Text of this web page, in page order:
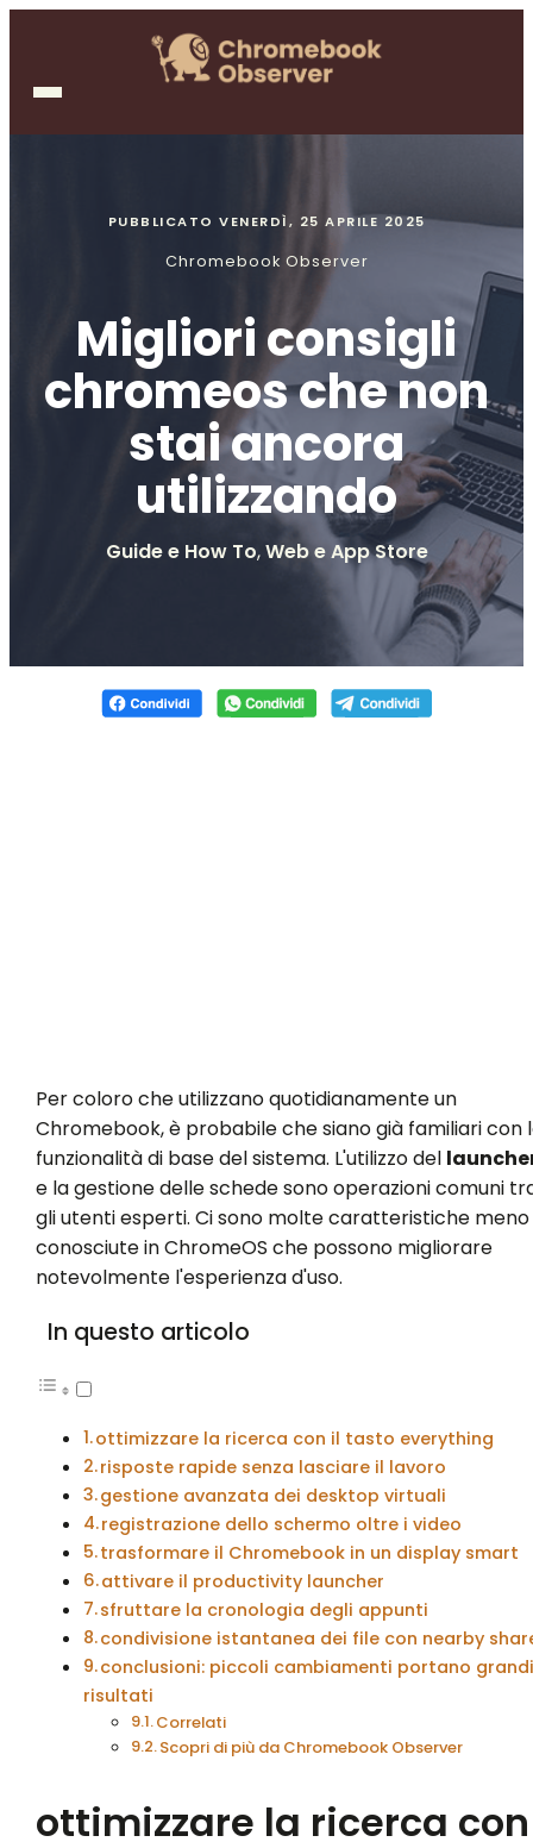
PUBBLICATO VENERDÌ, 25 APRILE 2025
Chromebook Observer
Migliori consigli
chromeos che non
stai ancora
utilizzando
Guide e How To,Web e App Store
Per coloro che utilizzano quotidianamente un
Chromebook, è probabile che siano già familiari con
funzionalità di base del sistema. L'utilizzo del
e la gestione delle schede sono operazioni comuni
gli utenti esperti. Ci sono molte caratteristiche meno
conosciute in ChromeOS che possono migliorare
notevolmente l'esperienza d'uso.
In questo articolo
ottimizzare la ricerca con il tasto everything
risposte rapide senza lasciare il lavoro
gestione avanzata dei desktop virtuali
registrazione dello schermo oltre i video
trasformare il Chromebook in un display smart
attivare il productivity launcher
sfruttare la cronologia degli appunti
condivisione istantanea dei file con nearby
conclusioni: piccoli cambiamenti portano
risultati
Correlati
Scopri di più da Chromebook Observer
ottimizzare la ricerca con